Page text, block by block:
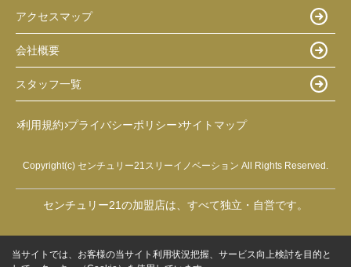
アクセスマップ
会社概要
スタッフ一覧
利用規約 プライバシーポリシー サイトマップ
Copyright(c) センチュリー21スリーイノベーション All Rights Reserved.
センチュリー21の加盟店は、すべて独立・自営です。
当サイトでは、お客様の当サイト利用状況把握、サービス向上検討を目的と